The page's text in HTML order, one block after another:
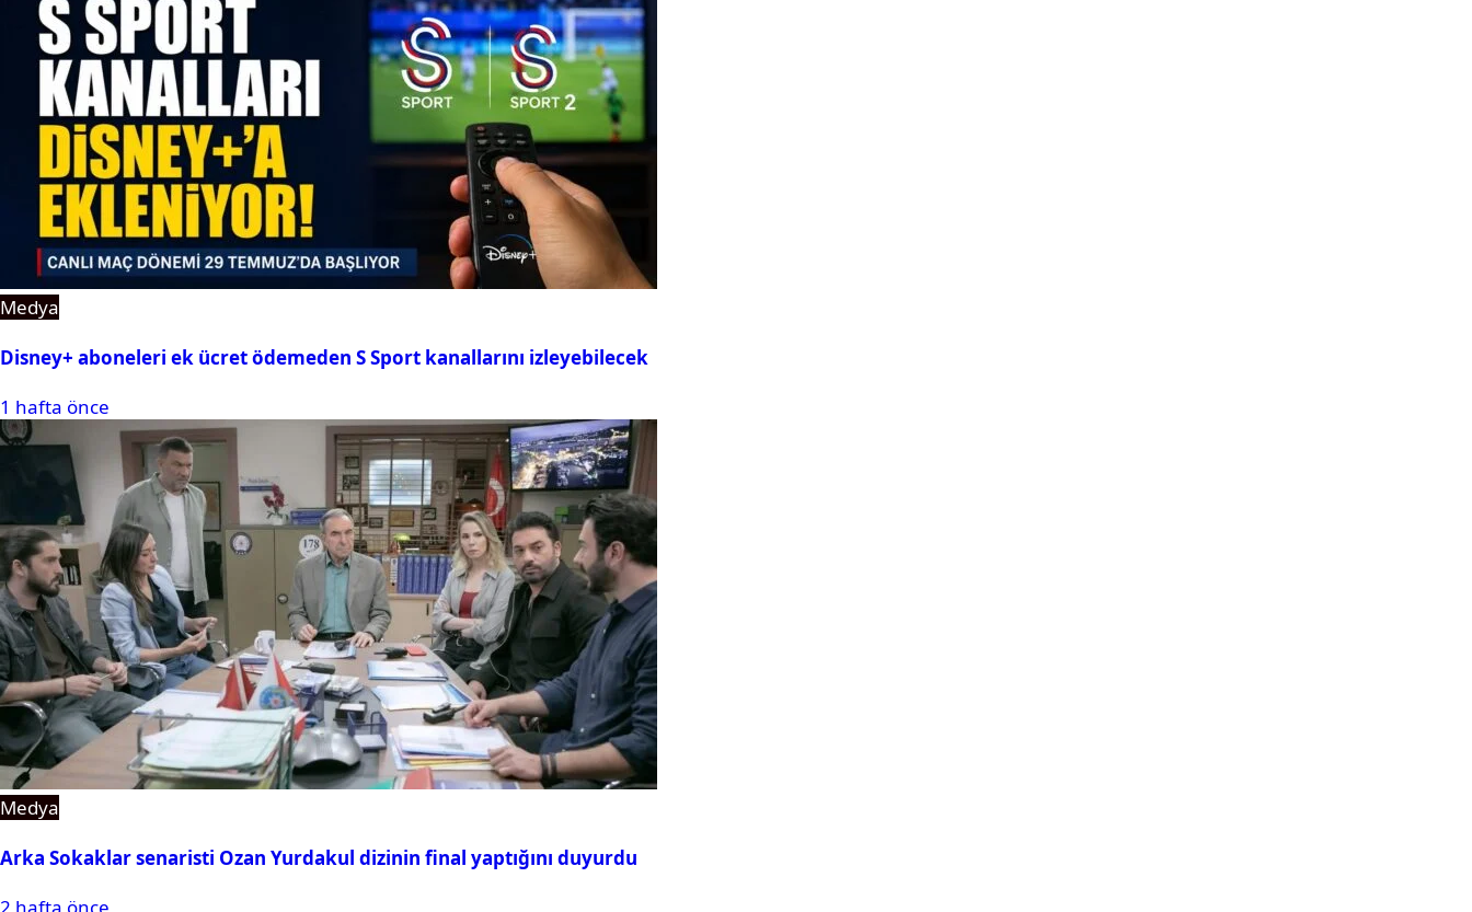
Medya
Disney+ aboneleri ek ücret ödemeden S Sport kanallarını izleyebilecek
1 hafta önce
Medya
Arka Sokaklar senaristi Ozan Yurdakul dizinin final yaptığını duyurdu